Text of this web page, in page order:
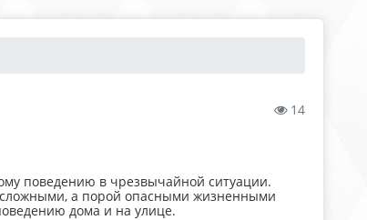
14
поведению в чрезвычайной ситуации.
сложными, а порой опасными жизненными
дома и на улице.